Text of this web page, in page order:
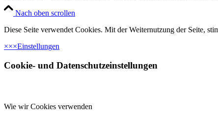
Nach oben scrollen
Diese Seite verwendet Cookies. Mit der Weiternutzung der Seite,
×××Einstellungen
Cookie- und Datenschutzeinstellungen
Wie wir Cookies verwenden